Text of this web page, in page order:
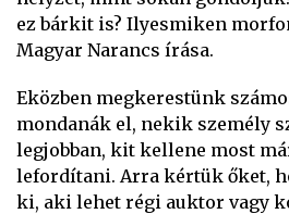
ez bárkit is? Ilyesmiken
Magyar Narancs írása.
Eközben megkerestünk
mondanák el, nekik személy
legjobban, kit kellene most
lefordítani. Arra kértük őket,
ki, aki lehet régi auktor vagy